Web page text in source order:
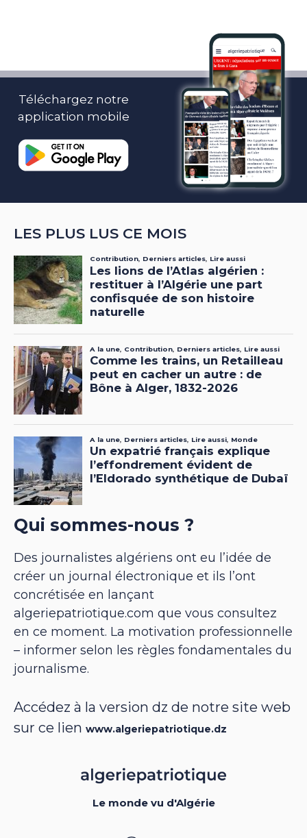
Téléchargez notre
application mobile
LES PLUS LUS CE MOIS
Qui sommes-nous ?
Des journalistes algériens ont eu l’idée de
créer un journal électronique et ils l’ont
concrétisée en lançant
algeriepatriotique.com que vous consultez
en ce moment. La motivation professionnelle
– informer selon les règles fondamentales du
journalisme.
Accédez à la version dz de notre site web
sur ce lien www.algeriepatriotique.dz
Le monde vu d'Algérie